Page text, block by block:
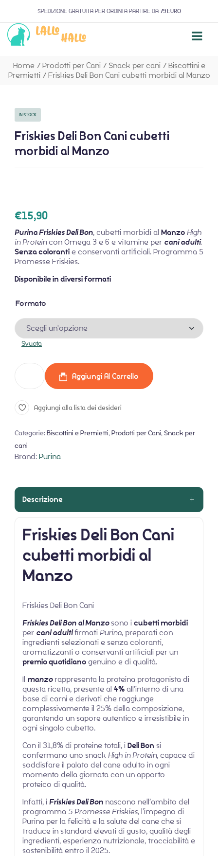
SPEDIZIONE GRATUITA PER ORDINI A PARTIRE DA 79 EURO
Home / Prodotti per Cani / Snack per cani / Biscottini e
Premietti / Friskies Deli Bon Cani cubetti morbidi al Manzo
IN STOCK
Friskies Deli Bon Cani cubetti
morbidi al Manzo
€15,90
Purina Friskies Deli Bon, cubetti morbidi al ManzoHigh
in Proteincon Omega 3 e 6 e vitamine per cani adulti.
Senza colorantie conservanti artificiali. Programma 5
Promesse Friskies.
Disponibile in diversi formati
Formato
Svuota
Aggiungi Al Carrello
Aggiungi alla lista dei desideri
Categorie: Biscottini e Premietti, Prodotti per Cani, Snack per
cani
Brand:Purina
Descrizione
Friskies Deli Bon Cani
cubetti morbidi al
Manzo
Friskies Deli Bon Cani
Friskies Deli Bon al Manzosono icubetti morbidi
per cani adultifirmatiPurina, preparati con
ingredienti selezionati e senza coloranti,
aromatizzanti o conservanti artificiali per un
premio quotidianogenuino e di qualità.
Il manzorappresenta la proteina protagonista di
questa ricetta, presente al 4%all’interno di una
base di carni e derivati che raggiunge
complessivamente il 25% della composizione,
garantendo un sapore autentico e irresistibile in
ogni singolo cubetto.
Con il 31,8% di proteine totali, iDeli Bon si
confermano uno snack High in Protein, capace di
soddisfare il palato del cane adulto in ogni
momento della giornata con un apporto
proteico di qualità.
Infatti, iFriskies Deli Bonnascono nell’ambito del
programma 5 Promesse Friskies, l’impegno di
Purina per la felicità e la salute del cane che si
traduce in standard elevati di gusto, qualità degli
ingredienti, esperienza nutrizionale, tracciabilità e
sostenibilità entro il 2025.